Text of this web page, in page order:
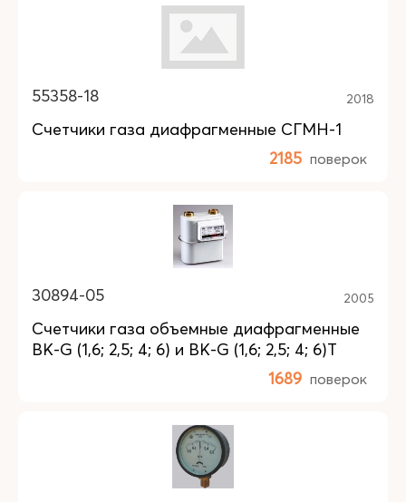
55358-18 2018
Счетчики газа диафрагменные СГМН-1
2185 поверок
30894-05 2005
Счетчики газа объемные диафрагменные
BK-G (1,6; 2,5; 4; 6) и BK-G (1,6; 2,5; 4; 6)T
1689 поверок